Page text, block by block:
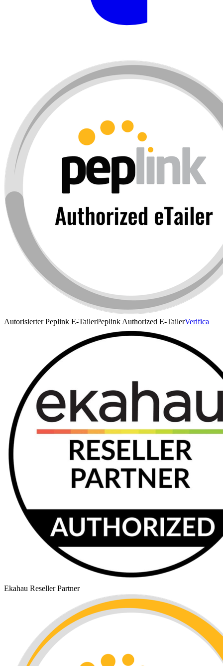
Autorisierter Peplink E-TailerPeplink Authorized E-TailerVerifica
Ekahau Reseller Partner